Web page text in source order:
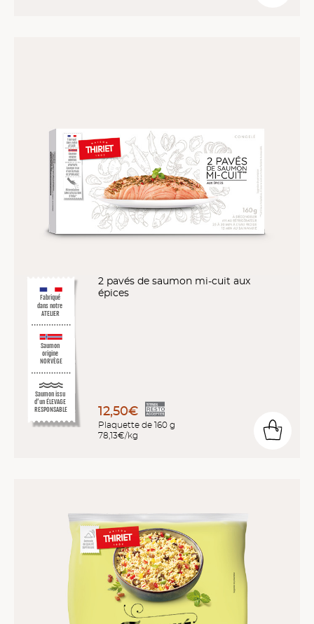
Fabriqué
dans notre
ATELIER
Saumon
origine
NORVÈGE
Saumon issu
d’un ÉLEVAGE
RESPONSABLE
2 pavés de saumon mi-cuit aux
épices
12,50€
Plaquette de 160 g
78,13€/kg